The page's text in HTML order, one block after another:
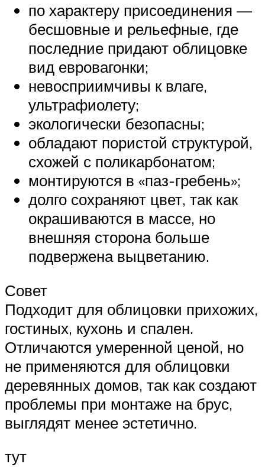
по характеру присоединения —
бесшовные и рельефные, где
последние придают облицовке
вид евровагонки;
невосприимчивы к влаге,
ультрафиолету;
экологически безопасны;
обладают пористой структурой,
схожей с поликарбонатом;
монтируются в «паз-гребень»;
долго сохраняют цвет, так как
окрашиваются в массе, но
внешняя сторона больше
подвержена выцветанию.
Совет
Подходит для облицовки прихожих,
гостиных, кухонь и спален.
Отличаются умеренной ценой, но
не применяются для облицовки
деревянных домов, так как создают
проблемы при монтаже на брус,
выглядят менее эстетично.
тут